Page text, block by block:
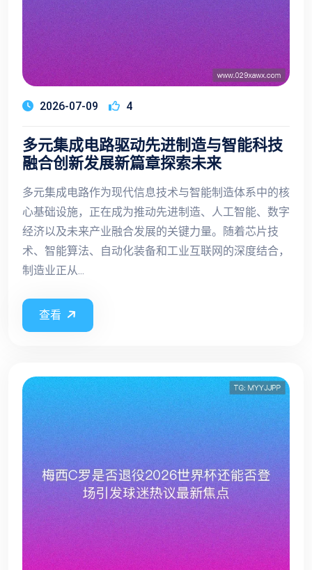
2026-07-09 4
多元集成电路驱动先进制造与智能科技
融合创新发展新篇章探索未来
多元集成电路作为现代信息技术与智能制造体系中的核
心基础设施，正在成为推动先进制造、人工智能、数字
经济以及未来产业融合发展的关键力量。随着芯片技
术、智能算法、自动化装备和工业互联网的深度结合，
制造业正从...
查看